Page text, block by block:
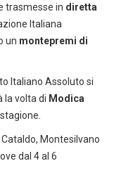
trasmesse in diretta
Italiana
un montepremi di
Italiano Assoluto si
la volta di Modica
Cataldo, Montesilvano
dal 4 al 6